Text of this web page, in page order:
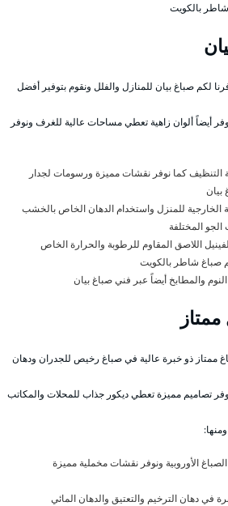
بالكويت
لكم صباغ بيان للمنازل والفلل ونقوم بتوفير أفضل
أيضاً ألوان زاهية تعطي مساحات عالية للغرف ونوفر
التنظيف كما نوفر نقشات مميزة ورسومات لجدار
الخارجية للمنزل واستخدام الدهان الخاص بالخشب
المختلفة
اللاصق المقاوم للرطوبة والحرارة الخاص
صباغ شاطر بالكويت
والمطابخ أيضاً عبر فني صباغ بيان
ممتاز ذو خبرة عالية في صباغ رخيص للجدران ودهان
تصاميم مميزة تعطي ديكور جذاب للمحلات والمكاتب
الأوروبية ونوفر نقشات مخملية مميزة
في دهان الترخيم والتعتيق والدهان المائي